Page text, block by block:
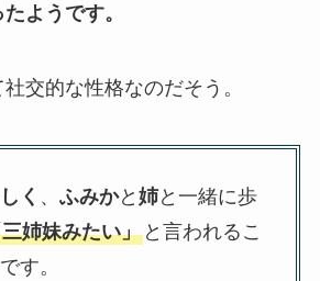
ようです。
交的な性格なのだそう。
く 、 ふみかと 姉と一緒に歩
三姉妹みたい」と言われるこ
す。